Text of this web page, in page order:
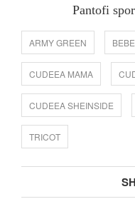
Pantofi
ARMY GREEN
CUDEEA MAMA
CUDEEA SHEINSIDE
TRICOT